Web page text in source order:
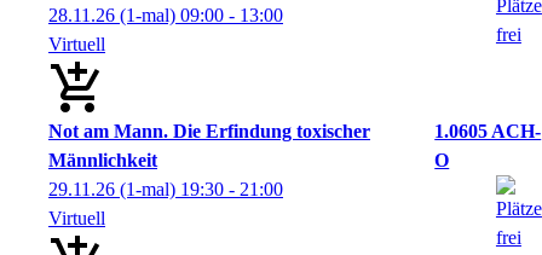
28.11.26 (1-mal) 09:00 - 13:00
Virtuell
Not am Mann. Die Erfindung toxischer
Männlichkeit
1.0605 ACH-
O
29.11.26 (1-mal) 19:30 - 21:00
Virtuell